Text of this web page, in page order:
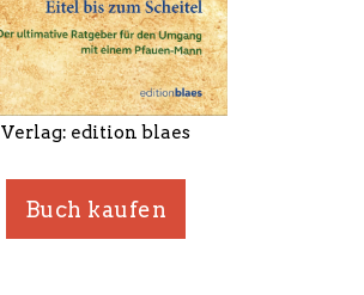
Verlag: edition blaes
Buch kaufen